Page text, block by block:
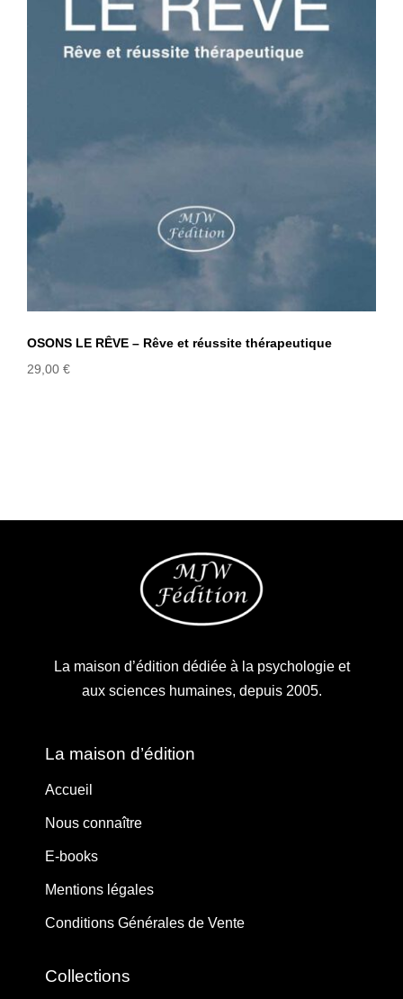
OSONS LE RÊVE – Rêve et réussite
thérapeutique
OSONS LE RÊVE – Rêve et réussite thérapeutique
29,00 €
La maison d’édition dédiée à la psychologie et
aux sciences humaines, depuis 2005.
La maison d’édition
Accueil
Nous connaître
E-books
Mentions légales
Conditions Générales de Vente
Collections